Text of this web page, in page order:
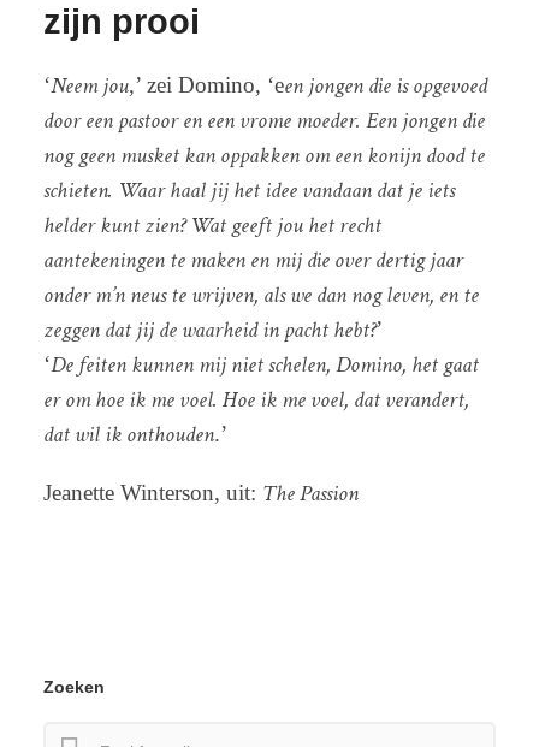
zijn prooi
‘Neem jou,’ zei Domino, ‘een jongen die is opgevoed
door een pastoor en een vrome moeder. Een jongen die
nog geen musket kan oppakken om een konijn dood te
schieten. Waar haal jij het idee vandaan dat je iets
helder kunt zien? Wat geeft jou het recht
aantekeningen te maken en mij die over dertig jaar
onder m’n neus te wrijven, als we dan nog leven, en te
zeggen dat jij de waarheid in pacht hebt?’
‘De feiten kunnen mij niet schelen, Domino, het gaat
er om hoe ik me voel. Hoe ik me voel, dat verandert,
dat wil ik onthouden.’
Jeanette Winterson, uit: The Passion
Zoeken